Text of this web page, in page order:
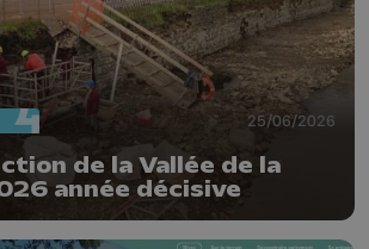
25/06/2026
de la Vallée de la
année décisive